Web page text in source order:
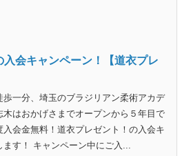
入会キャンペーン！【道衣プレ
一分、埼玉のブラジリアン柔術アカデ
木はおかげさまでオープンから５年目で
会金無料！道衣プレゼント！の入会キ
ます！ キャンペーン中にご入...